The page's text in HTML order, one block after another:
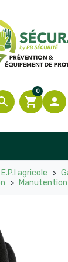
shopping_cart
0

E.P.I agricole